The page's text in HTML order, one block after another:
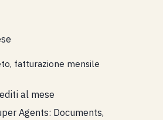
fatturazione mensile
al mese
Agents: Documents,